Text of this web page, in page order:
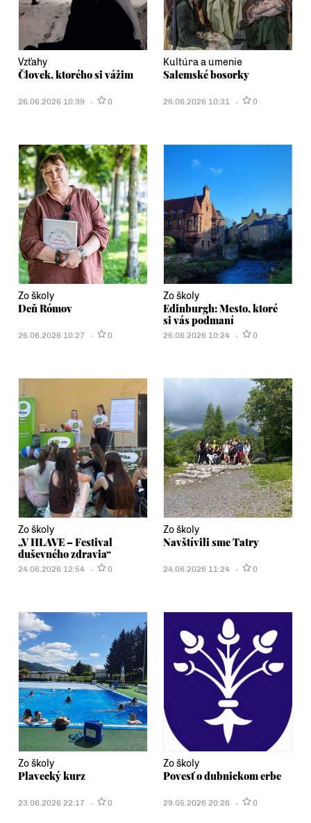
Vzťahy
Človek, ktorého si vážim
26.06.2026 10:39 0
Kultúra a umenie
Salemské bosorky
26.06.2026 10:31 0
Zo školy
Deň Rómov
26.06.2026 10:27 0
Zo školy
Edinburgh: Mesto, ktoré
si vás podmaní
26.06.2026 10:24 0
Zo školy
„V HLAVE – Festival
duševného zdravia“
24.06.2026 12:54 0
Zo školy
Navštívili sme Tatry
24.06.2026 11:24 0
Zo školy
Plavecký kurz
23.06.2026 22:17 0
Zo školy
Povesť o dubnickom erbe
29.05.2026 20:26 0